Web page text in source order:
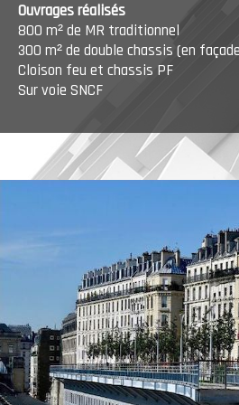
Ouvrages réalisés
800 m² de MR traditionnel
300 m² de double chassis (en
Cloison feu et chassis PF
Sur voie SNCF